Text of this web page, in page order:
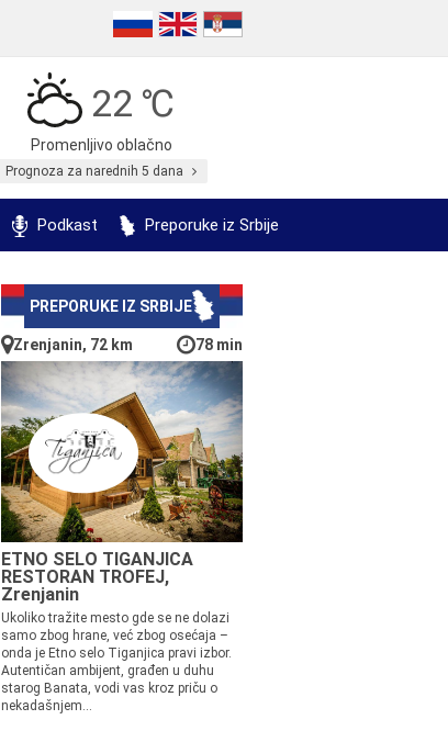
22 ℃
Promenljivo oblačno
Prognoza za narednih 5 dana
Podkast Preporuke iz Srbije
PREPORUKE IZ SRBIJE
Zrenjanin, 72 km 78 min
ETNO SELO TIGANJICA
RESTORAN TROFEJ,
Zrenjanin
Ukoliko tražite mesto gde se ne dolazi
samo zbog hrane, već zbog osećaja –
onda je Etno selo Tiganjica pravi izbor.
Autentičan ambijent, građen u duhu
starog Banata, vodi vas kroz priču o
nekadašnjem...